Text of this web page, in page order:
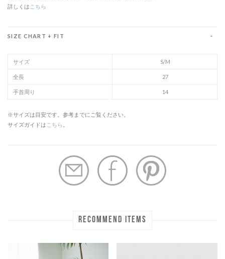
詳しくは こちら
SIZE CHART + FIT
サイズ
全長
手首周り
S/M
27
14
※サイズは目安です。参考までにご覧ください。
サイズガイドは こちら
RECOMMEND ITEMS